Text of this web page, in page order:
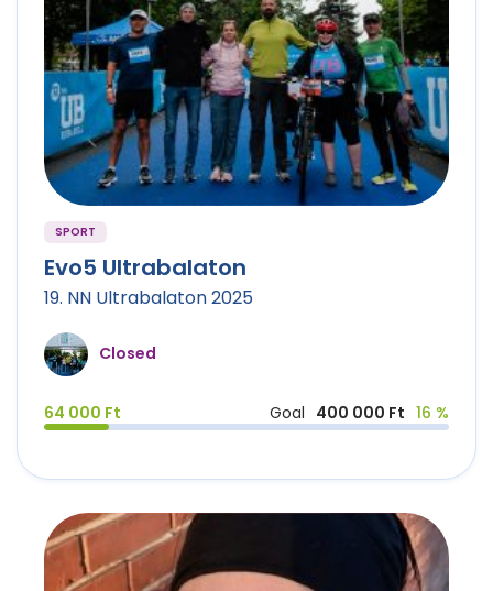
SPORT
Evo5 Ultrabalaton
19. NN Ultrabalaton 2025
Closed
64 000 Ft Goal 400 000 Ft 16 %